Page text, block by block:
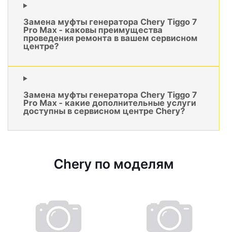
Замена муфты генератора Chery Tiggo 7
Pro Max - каковы преимущества
проведения ремонта в вашем сервисном
центре?
Замена муфты генератора Chery Tiggo 7
Pro Max - какие дополнительные услуги
доступны в сервисном центре Chery?
Chery по моделям